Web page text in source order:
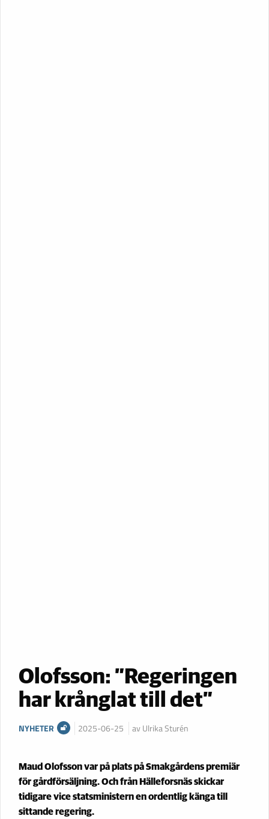
Olofsson: ”Regeringen
har krånglat till det”
NYHETER 2025-06-25 av Ulrika Sturén
Maud Olofsson var på plats på Smakgårdens premiär
för gårdförsäljning. Och från Hälleforsnäs skickar
tidigare vice statsministern en ordentlig känga till
sittande regering.